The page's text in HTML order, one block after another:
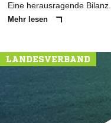
Eine herausragende Bilanz.
Mehr lesen
LANDESVERBAND